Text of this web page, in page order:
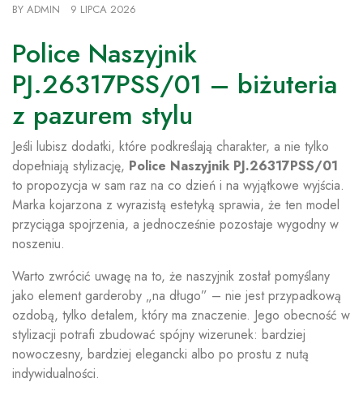
BY ADMIN 9 LIPCA 2026
Police Naszyjnik
PJ.26317PSS/01 – biżuteria
z pazurem stylu
Jeśli lubisz dodatki, które podkreślają charakter, a nie tylko
dopełniają stylizację, Police Naszyjnik PJ.26317PSS/01
to propozycja w sam raz na co dzień i na wyjątkowe wyjścia.
Marka kojarzona z wyrazistą estetyką sprawia, że ten model
przyciąga spojrzenia, a jednocześnie pozostaje wygodny w
noszeniu.
Warto zwrócić uwagę na to, że naszyjnik został pomyślany
jako element garderoby „na długo” – nie jest przypadkową
ozdobą, tylko detalem, który ma znaczenie. Jego obecność w
stylizacji potrafi zbudować spójny wizerunek: bardziej
nowoczesny, bardziej elegancki albo po prostu z nutą
indywidualności.